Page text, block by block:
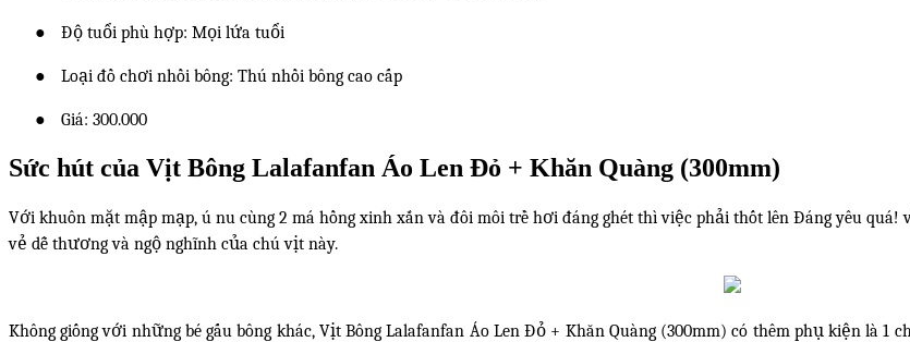
● Độ tuổi phù hợp: Mọi lứa tuổi
● Loại đồ chơi nhồi bông: Thú nhồi bông cao cấp
● Giá: 300.000
Sức hút của Vịt Bông Lalafanfan Áo Len Đỏ + Khăn Quàng (300mm)
Với khuôn mặt mập mạp, ú nu cùng 2 má hồng xinh xắn và đôi môi trề hơi đáng ghét thì việc phải thốt lên Đáng yêu
vẻ dễ thương và ngộ nghĩnh của chú vịt này.
Không giống với những bé gấu bông khác, Vịt Bông Lalafanfan Áo Len Đỏ + Khăn Quàng (300mm) có thêm phụ kiện là 1